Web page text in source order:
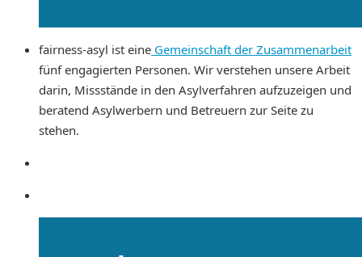
fairness-asyl ist eine Gemeinschaft der Zusammenarbeit
fünf engagierten Personen. Wir verstehen unsere Arbeit
darin, Missstände in den Asylverfahren aufzuzeigen und
beratend Asylwerbern und Betreuern zur Seite zu
stehen.